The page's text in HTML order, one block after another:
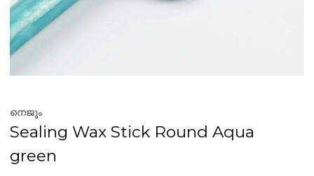
നെജൂം
Sealing Wax Stick Round Aqua
green